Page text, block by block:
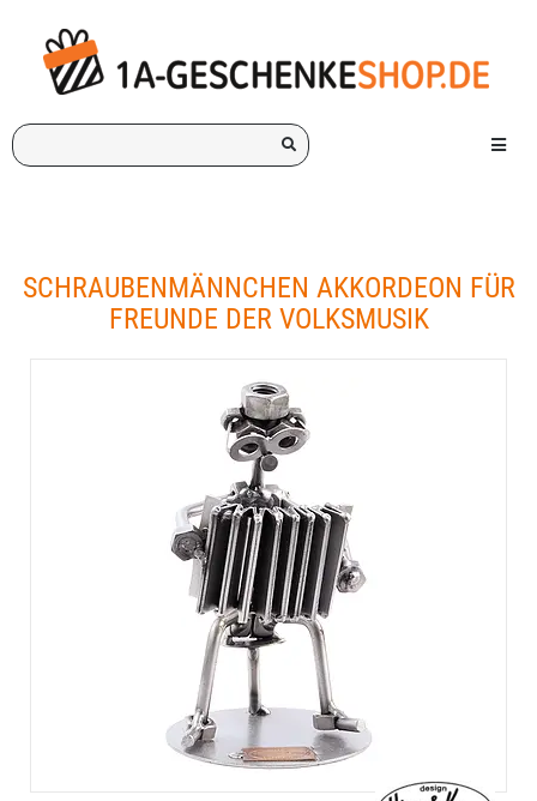
Ich
suche
Menü
SCHRAUBENMÄNNCHEN AKKORDEON FÜR
FREUNDE DER VOLKSMUSIK